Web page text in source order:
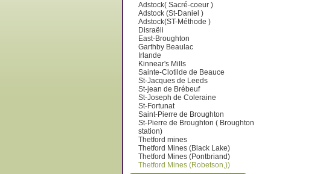
Adstock( Sacré-coeur )
Adstock (St-Daniel )
Adstock(ST-Méthode )
Disraëli
East-Broughton
Garthby Beaulac
Irlande
Kinnear's Mills
Sainte-Clotilde de Beauce
St-Jacques de Leeds
St-jean de Brébeuf
St-Joseph de Coleraine
St-Fortunat
Saint-Pierre de Broughton
St-Pierre de Broughton ( Broughton
station)
Thetford mines
Thetford Mines (Black Lake)
Thetford Mines (Pontbriand)
Thetford Mines (Robetson,))